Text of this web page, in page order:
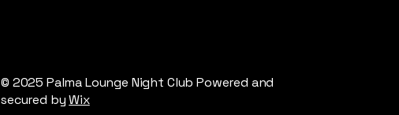
© 2025 Palma Lounge Night Club Powered and
secured byWix